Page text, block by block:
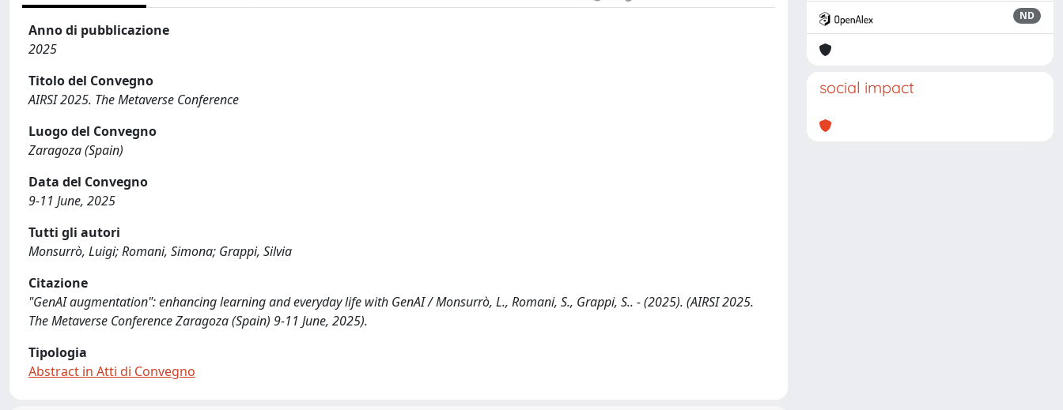
Anno di pubblicazione
2025
Titolo del Convegno
AIRSI 2025. The Metaverse Conference
Luogo del Convegno
Zaragoza (Spain)
Data del Convegno
9-11 June, 2025
Tutti gli autori
Monsurrò, Luigi; Romani, Simona; Grappi, Silvia
Citazione
"GenAI augmentation": enhancing learning and everyday life with GenAI / Monsurrò, L., Romani, S., Grappi, S.. - (2025). (AIRSI 2025.
The Metaverse Conference Zaragoza (Spain) 9-11 June, 2025).
Tipologia
Abstract in Atti di Convegno
ND
social impact